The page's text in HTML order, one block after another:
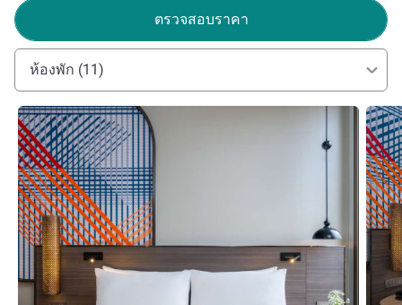
ตรวจสอบราคา
ห้องพัก (11)
ดูรายละเอียด ดูราย